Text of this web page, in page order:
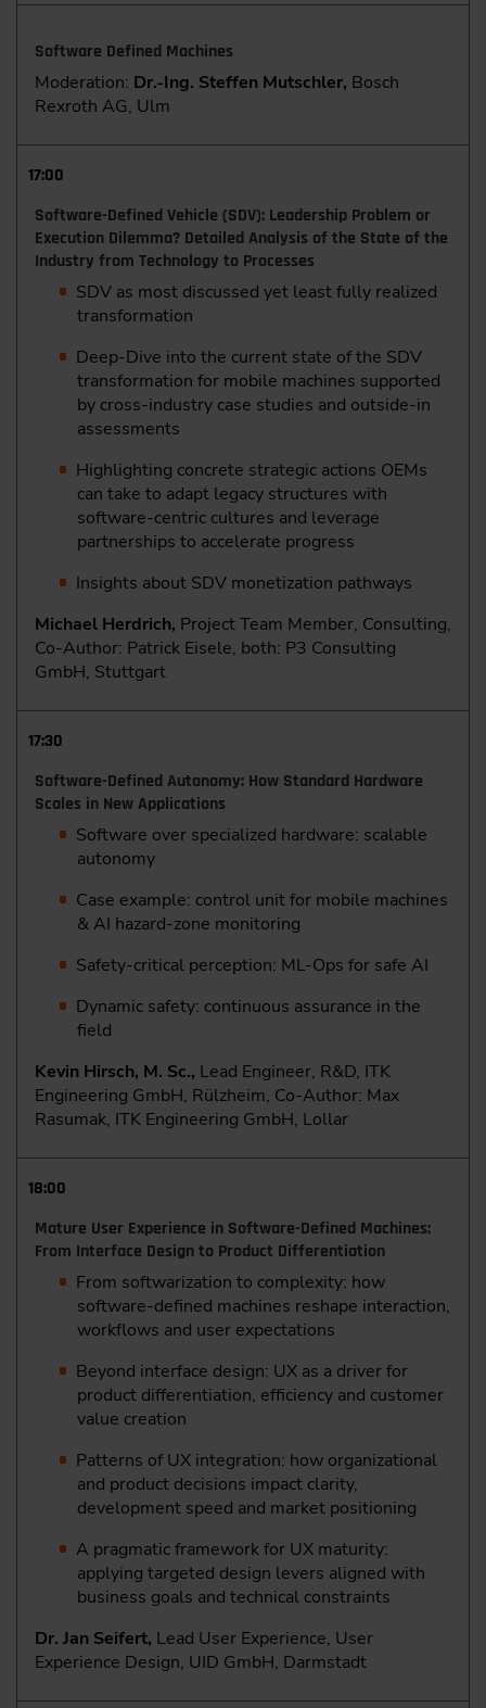
Software Defined Machines
Moderation: Dr.-Ing. Steffen Mutschler, Bosch
Rexroth AG, Ulm
17:00
Software-Defined Vehicle (SDV): Leadership Problem or
Execution Dilemma? Detailed Analysis of the State of the
Industry from Technology to Processes
SDV as most discussed yet least fully realized
transformation
Deep-Dive into the current state of the SDV
transformation for mobile machines supported
by cross-industry case studies and outside-in
assessments
Highlighting concrete strategic actions OEMs
can take to adapt legacy structures with
software-centric cultures and leverage
partnerships to accelerate progress
Insights about SDV monetization pathways
Michael Herdrich, Project Team Member, Consulting,
Co-Author: Patrick Eisele, both: P3 Consulting
GmbH, Stuttgart
17:30
Software-Defined Autonomy: How Standard Hardware
Scales in New Applications
Software over specialized hardware: scalable
autonomy
Case example: control unit for mobile machines
& AI hazard-zone monitoring
Safety-critical perception: ML-Ops for safe AI
Dynamic safety: continuous assurance in the
field
Kevin Hirsch, M. Sc., Lead Engineer, R&D, ITK
Engineering GmbH, Rülzheim, Co-Author: Max
Rasumak, ITK Engineering GmbH, Lollar
18:00
Mature User Experience in Software-Defined Machines:
From Interface Design to Product Differentiation
From softwarization to complexity: how
software-defined machines reshape interaction,
workflows and user expectations
Beyond interface design: UX as a driver for
product differentiation, efficiency and customer
value creation
Patterns of UX integration: how organizational
and product decisions impact clarity,
development speed and market positioning
A pragmatic framework for UX maturity:
applying targeted design levers aligned with
business goals and technical constraints
Dr. Jan Seifert, Lead User Experience, User
Experience Design, UID GmbH, Darmstadt